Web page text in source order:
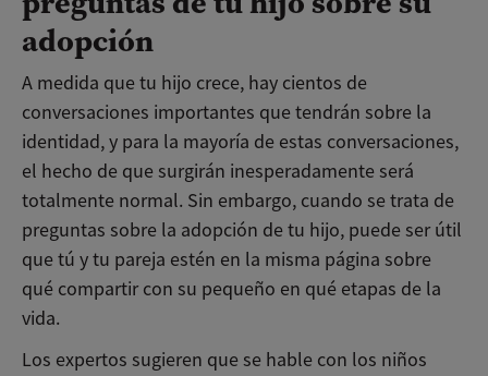
adopción
A medida que tu hijo crece, hay cientos de
conversaciones importantes que tendrán sobre la
identidad, y para la mayoría de estas conversaciones,
el hecho de que surgirán inesperadamente será
totalmente normal. Sin embargo, cuando se trata de
preguntas sobre la adopción de tu hijo, puede ser útil
que tú y tu pareja estén en la misma página sobre
qué compartir con su pequeño en qué etapas de la
vida.
Los expertos sugieren que se hable con los niños